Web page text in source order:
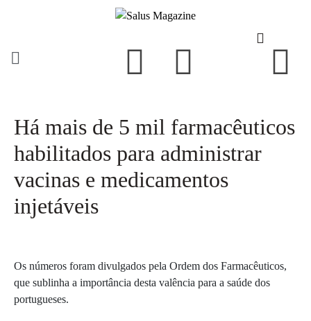
Há mais de 5 mil farmacêuticos
habilitados para administrar
vacinas e medicamentos
injetáveis
Os números foram divulgados pela Ordem dos Farmacêuticos,
que sublinha a importância desta valência para a saúde dos
portugueses.